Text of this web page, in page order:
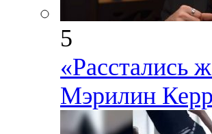
5
«Расстались
Мэрилин